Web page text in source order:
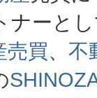
ナーと
売買、 不